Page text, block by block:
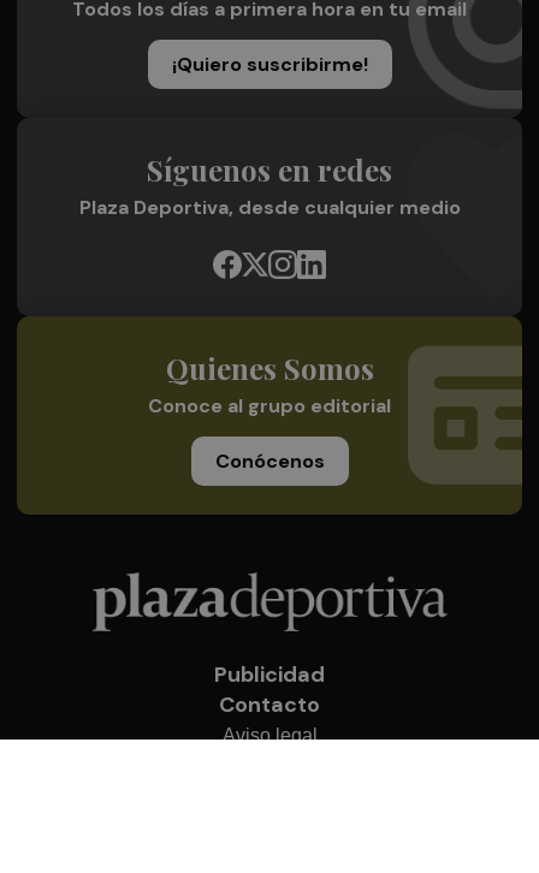
Todos los días a primera hora en tu email
¡Quiero suscribirme!
Síguenos en redes
Plaza Deportiva, desde cualquier medio
Quienes Somos
Conoce al grupo editorial
Conócenos
Publicidad
Contacto
Aviso legal